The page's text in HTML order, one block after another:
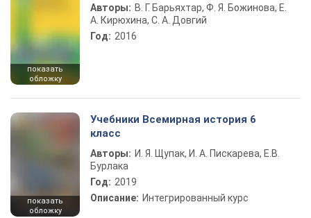
показать
обложку
Авторы: В. Г. Барьяхтар, Ф. Я. Божинова, Е.
А. Кирюхина, С. А. Довгий
Год: 2016
показать
обложку
Учебники Всемирная история 6
класс
Авторы: И. Я. Щупак, И. А. Пискарева, Е.В.
Бурлака
Год: 2019
Описание: Интегрированный курс